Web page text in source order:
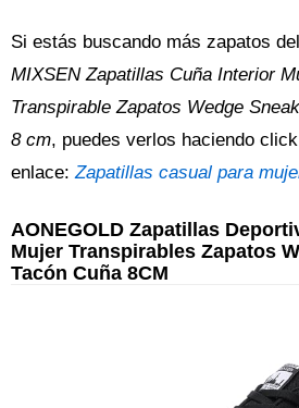
Si estás buscando más zapatos
MIXSEN Zapatillas Cuña Interior
Transpirable Zapatos Wedge
8 cm, puedes verlos haciendo
enlace:Zapatillas casual para
AONEGOLD Zapatillas
Mujer Transpirables Zapatos
Tacón Cuña 8CM